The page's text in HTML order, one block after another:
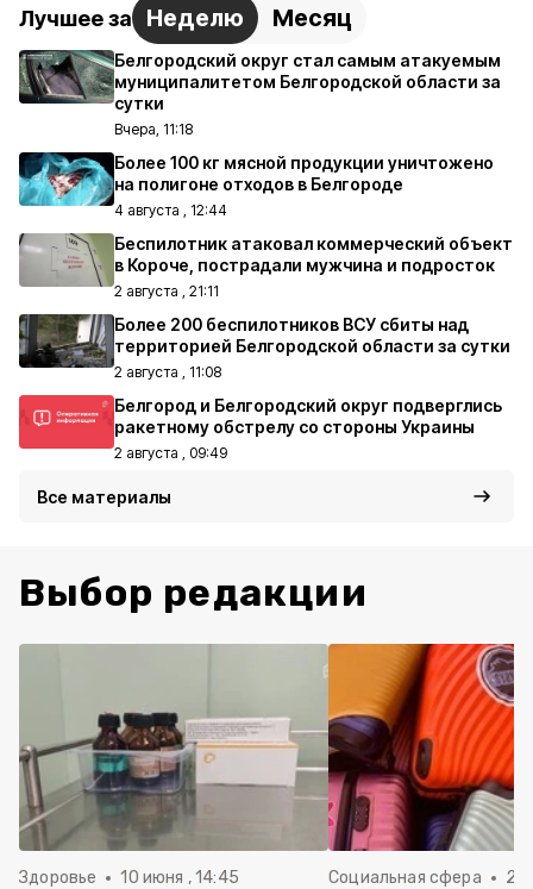
Лучшее за Неделю Месяц
Белгородский округ стал самым атакуемым
муниципалитетом Белгородской области за
сутки
Вчера, 11:18
Более 100 кг мясной продукции уничтожено
на полигоне отходов в Белгороде
4 августа , 12:44
Беспилотник атаковал коммерческий объект
в Короче, пострадали мужчина и подросток
2 августа , 21:11
Более 200 беспилотников ВСУ сбиты над
территорией Белгородской области за сутки
2 августа , 11:08
Белгород и Белгородский округ подверглись
ракетному обстрелу со стороны Украины
2 августа , 09:49
Все материалы
Выбор редакции
Здоровье 10 июня , 14:45 Социальная сфера 20